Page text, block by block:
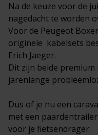
Na de keuze voor de
nagedacht te worden
Voor de Peugeot
originele kabelsets
Erich Jaeger.
Dit zijn beide
jarenlange
Dus of je nu een
met een
voor je fietsendrager: